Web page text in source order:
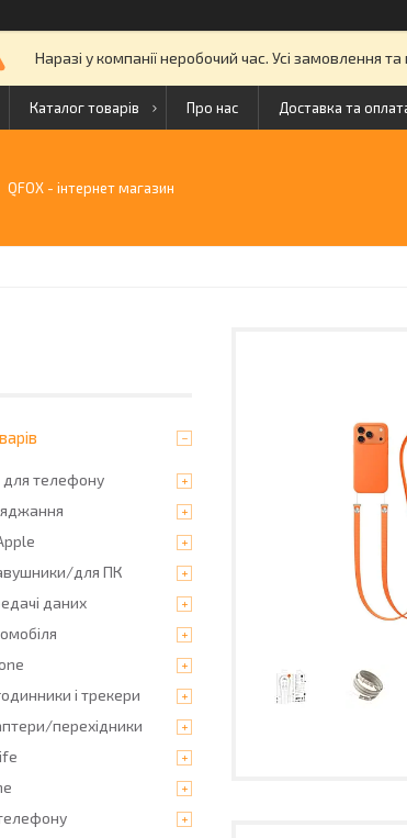
Наразі у компанії неробочий час. Усі замовлення
Каталог товарів Про нас Доставка та
QFOX - інтернет магазин
для телефону
для ПК
даних
і трекери
перехідники